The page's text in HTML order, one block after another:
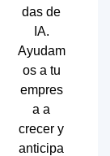
das de
IA.
Ayudam
os a tu
empres
a a
crecer y
anticipa